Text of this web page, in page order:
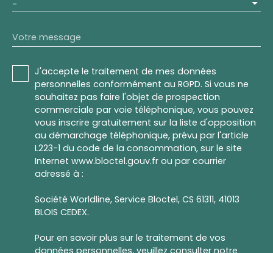
-
Votre message
J'accepte le traitement de mes données
personnelles conformément au RGPD. Si vous ne
souhaitez pas faire l'objet de prospection
commerciale par voie téléphonique, vous pouvez
vous inscrire gratuitement sur la liste d'opposition
au démarchage téléphonique, prévu par l'article
L223-1 du code de la consommation, sur le site
Internet www.bloctel.gouv.fr ou par courrier
adressé à :
Société Worldline, Service Bloctel, CS 61311, 41013
BLOIS CEDEX.
Pour en savoir plus sur le traitement de vos
données personnelles, veuillez consulter notre